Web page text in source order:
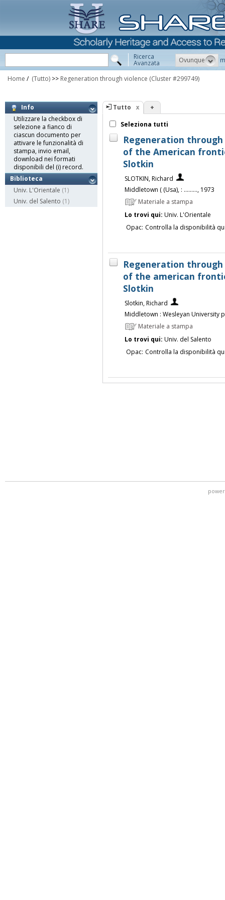
Ricerca
Avanzata Ovunque
Home / (Tutto) >> Regeneration through violence (Cluster #299749)
Info
Utilizzare la checkbox di
selezione a fianco di
ciascun documento per
attivare le funzionalità di
stampa, invio email,
download nei formati
disponibili del (i) record.
Biblioteca
Univ. L'Orientale (1)
Univ. del Salento (1)
Tutto +
Seleziona tutti
Regeneration
of the American
Slotkin
SLOTKIN, Richard
Middletown ( (Usa), : ........., 1973
Materiale a stampa
Lo trovi qui: Univ. L'Orientale
Opac: Controlla la disponibilità
Regeneration
of the american
Slotkin
Slotkin, Richard
Middletown : Wesleyan University
Materiale a stampa
Lo trovi qui: Univ. del Salento
Opac: Controlla la disponibilità